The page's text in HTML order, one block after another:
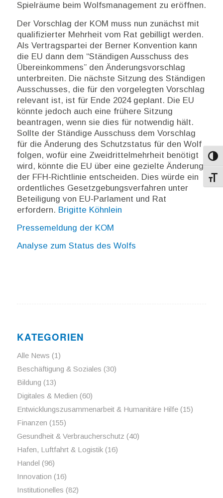
Spielräume beim Wolfsmanagement zu eröffnen.
Der Vorschlag der KOM muss nun zunächst mit
qualifizierter Mehrheit vom Rat gebilligt werden.
Als Vertragspartei der Berner Konvention kann
die EU dann dem “Ständigen Ausschuss des
Übereinkommens” den Änderungsvorschlag
unterbreiten. Die nächste Sitzung des Ständigen
Ausschusses, die für den vorgelegten Vorschlag
relevant ist, ist für Ende 2024 geplant. Die EU
könnte jedoch auch eine frühere Sitzung
beantragen, wenn sie dies für notwendig hält.
Sollte der Ständige Ausschuss dem Vorschlag
für die Änderung des Schutzstatus für den Wolf
folgen, wofür eine Zweidrittelmehrheit benötigt
wird, könnte die EU über eine gezielte Änderung
der FFH-Richtlinie entscheiden. Dies würde ein
ordentliches Gesetzgebungsverfahren unter
Beteiligung von EU-Parlament und Rat
erfordern. Brigitte Köhnlein
Pressemeldung der KOM
Analyse zum Status des Wolfs
KATEGORIEN
Alle News (1)
Beschäftigung & Soziales (30)
Bildung (13)
Digitales & Medien (60)
Entwicklungszusammenarbeit & Humanitäre Hilfe(15)
Finanzen (155)
Gesundheit & Verbraucherschutz (40)
Hafen, Luftfahrt & Logistik(16)
Handel (96)
Innovation (16)
Institutionelles (82)